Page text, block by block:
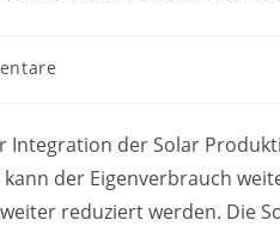
Integration der Solar
der Eigenverbrauch
reduziert werden. Die